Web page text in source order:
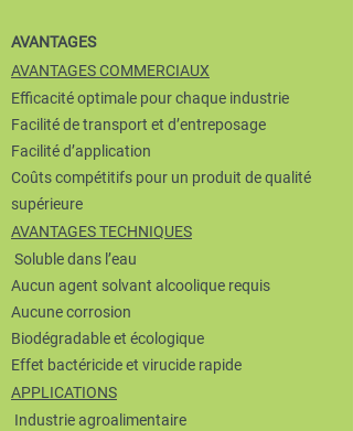
AVANTAGES
AVANTAGES COMMERCIAUX
Efficacité optimale pour chaque industrie
Facilité de transport et d’entreposage
Facilité d’application
Coûts compétitifs pour un produit de qualité
supérieure
AVANTAGES TECHNIQUES
Soluble dans l’eau
Aucun agent solvant alcoolique requis
Aucune corrosion
Biodégradable et écologique
Effet bactéricide et virucide rapide
APPLICATIONS
Industrie agroalimentaire